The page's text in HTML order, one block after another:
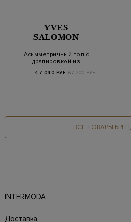
YVES
SALOMON
Асимметричный топ с
драпировкой из
47 040 РУБ. 67 200 РУБ.
ВСЕ ТОВАРЫ
INTERMODA
брендов на 4 этажах в самом центре
Доставка